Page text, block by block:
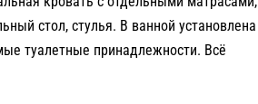
стол, стулья. В ванной установлена
туалетные принадлежности. Всё